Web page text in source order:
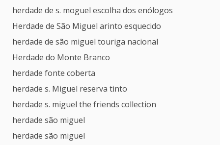
herdade de s. moguel escolha dos enólogos
Herdade de São Miguel arinto esquecido
herdade de são miguel touriga nacional
Herdade do Monte Branco
herdade fonte coberta
herdade s. Miguel reserva tinto
herdade s. miguel the friends collection
herdade são miguel
herdade são miguel